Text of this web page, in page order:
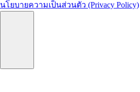
นโยบายความเป็นส่วนตัว (Privacy Policy)